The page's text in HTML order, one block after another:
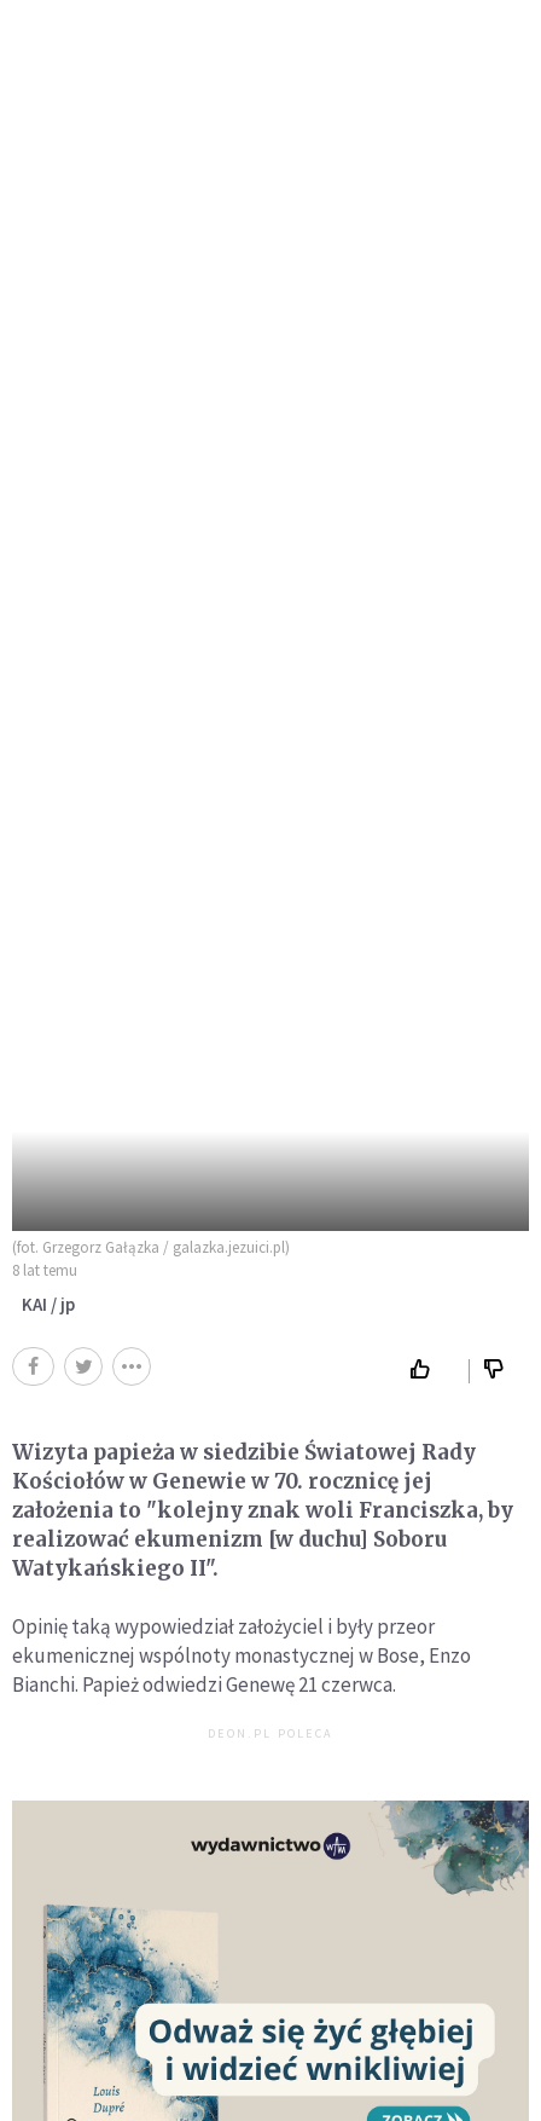
(fot. Grzegorz Gałązka / galazka.jezuici.pl)
8 lat temu
KAI / jp
Wizyta papieża w siedzibie Światowej Rady
Kościołów w Genewie w 70. rocznicę jej
założenia to "kolejny znak woli Franciszka, by
realizować ekumenizm [w duchu] Soboru
Watykańskiego II".
Opinię taką wypowiedział założyciel i były przeor
ekumenicznej wspólnoty monastycznej w Bose, Enzo
Bianchi. Papież odwiedzi Genewę 21 czerwca.
DEON.PL POLECA